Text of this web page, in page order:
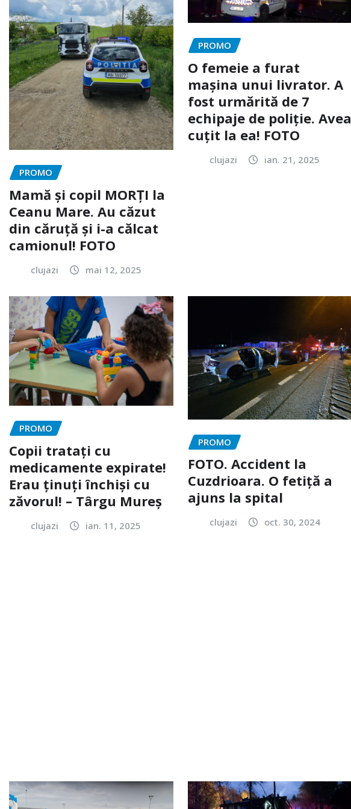
PROMO
Mamă și copil MORȚI la
Ceanu Mare. Au căzut
din căruță și i-a călcat
camionul! FOTO
clujazi mai 12, 2025
PROMO
O femeie a furat
mașina unui livrator. A
fost urmărită de 7
echipaje de poliție. Avea
cuțit la ea! FOTO
clujazi
ian. 21, 2025
PROMO
Copii tratați cu
medicamente expirate!
Erau ținuți închiși cu
zăvorul! – Târgu Mureș
clujazi ian. 11, 2025
PROMO
FOTO. Accident la
Cuzdrioara. O fetiță a
ajuns la spital
clujazi oct. 30, 2024